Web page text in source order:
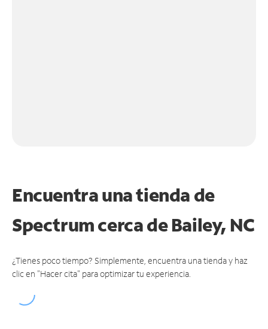
Encuentra una tienda de
Spectrumcerca de Bailey, NC
¿Tienes poco tiempo? Simplemente, encuentra una tienda y haz
clic en "Hacer cita" para optimizar tu experiencia.